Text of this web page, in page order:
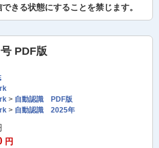
きる状態にすることを禁じます。
PDF版
> 自動認識 PDF版
> 自動認識 2025年
円